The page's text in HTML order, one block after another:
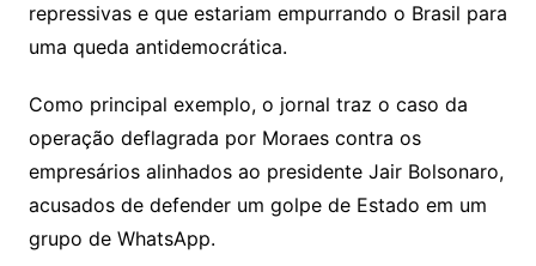
repressivas e que estariam empurrando o Brasil para
uma queda antidemocrática.
Como principal exemplo, o jornal traz o caso da
operação deflagrada por Moraes contra os
empresários alinhados ao presidente Jair Bolsonaro,
acusados de defender um golpe de Estado em um
grupo de WhatsApp.